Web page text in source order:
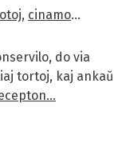
, cinamo…
do via
tortoj, kaj ankaŭ